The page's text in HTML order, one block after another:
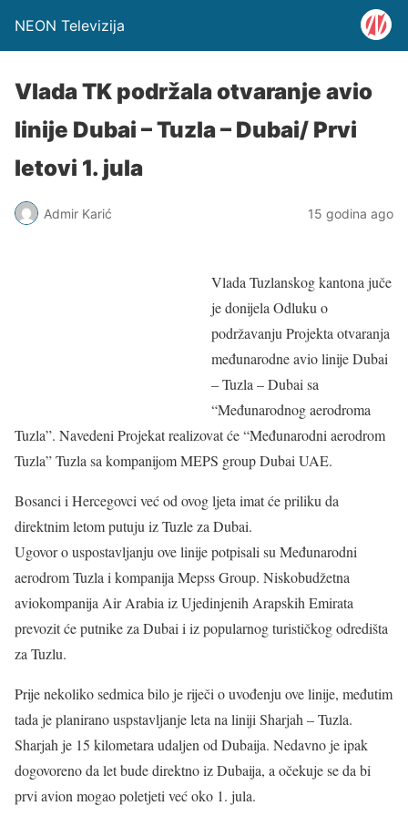
NEON Televizija
Vlada TK podržala otvaranje avio
linije Dubai – Tuzla – Dubai/ Prvi
letovi 1. jula
Admir Karić 15 godina ago
Vlada Tuzlanskog kantona juče
je donijela Odluku o
podržavanju Projekta otvaranja
međunarodne avio linije Dubai
– Tuzla – Dubai sa
“Međunarodnog aerodroma
Tuzla”. Navedeni Projekat realizovat će “Međunarodni aerodrom
Tuzla” Tuzla sa kompanijom MEPS group Dubai UAE.
Bosanci i Hercegovci već od ovog ljeta imat će priliku da
direktnim letom putuju iz Tuzle za Dubai.
Ugovor o uspostavljanju ove linije potpisali su Međunarodni
aerodrom Tuzla i kompanija Mepss Group. Niskobudžetna
aviokompanija Air Arabia iz Ujedinjenih Arapskih Emirata
prevozit će putnike za Dubai i iz popularnog turističkog odredišta
za Tuzlu.
Prije nekoliko sedmica bilo je riječi o uvođenju ove linije, međutim
tada je planirano uspstavljanje leta na liniji Sharjah – Tuzla.
Sharjah je 15 kilometara udaljen od Dubaija. Nedavno je ipak
dogovoreno da let bude direktno iz Dubaija, a očekuje se da bi
prvi avion mogao poletjeti već oko 1. jula.